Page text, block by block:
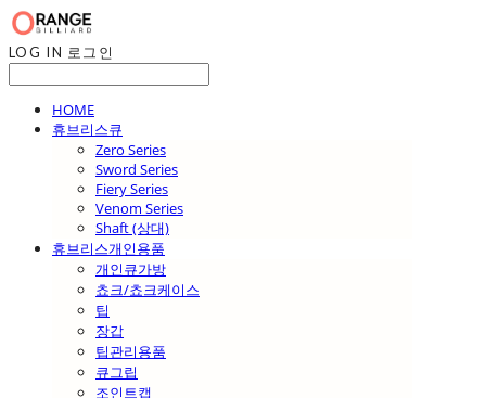
LOG IN 로그인
HOME
휴브리스큐
Zero Series
Sword Series
Fiery Series
Venom Series
Shaft (상대)
휴브리스개인용품
개인큐가방
쵸크/쵸크케이스
팁
장갑
팁관리용품
큐그립
조인트캡